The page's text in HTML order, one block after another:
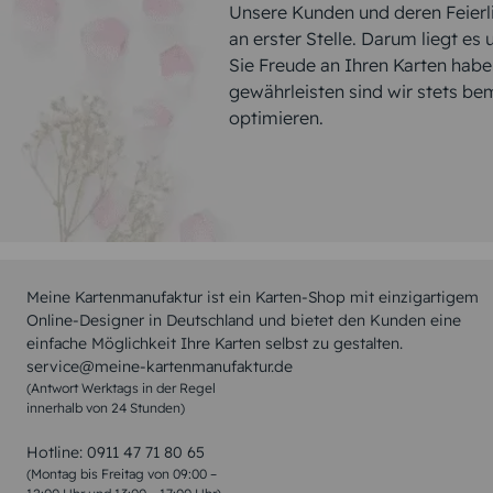
Unsere Kunden und deren
an erster Stelle. Darum liegt es
Sie Freude an Ihren Karten
gewährleisten sind wir stets
optimieren.
Meine Kartenmanufaktur ist ein Karten-Shop mit einzigartigem
Online-Designer in Deutschland und bietet den Kunden eine
einfache Möglichkeit Ihre Karten selbst zu gestalten.
service@meine-kartenmanufaktur.de
(Antwort Werktags in der Regel
innerhalb von 24 Stunden)
Hotline: 0911 47 71 80 65
(Montag bis Freitag von 09:00 –